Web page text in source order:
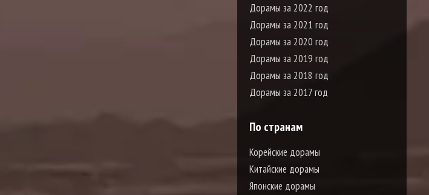
Дорамы за 2022 год
Дорамы за 2021 год
Дорамы за 2020 год
Дорамы за 2019 год
Дорамы за 2018 год
Дорамы за 2017 год
По странам
Корейские дорамы
Китайские дорамы
Японские дорамы